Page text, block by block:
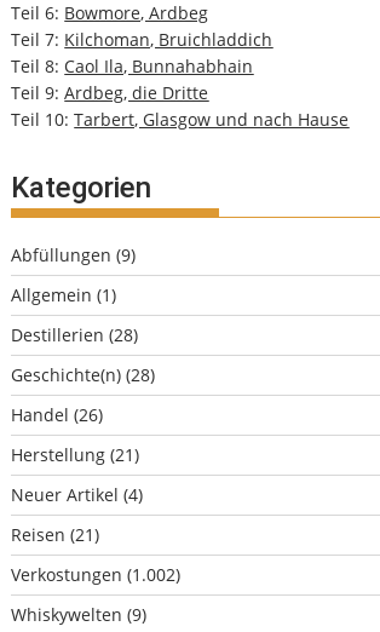
Teil 6: Bowmore, Ardbeg
Teil 7: Kilchoman, Bruichladdich
Teil 8: Caol Ila, Bunnahabhain
Teil 9:Ardbeg, die Dritte
Teil 10:Tarbert, Glasgow und nach Hause
Kategorien
Abfüllungen (9)
Allgemein (1)
Destillerien (28)
Geschichte(n) (28)
Handel (26)
Herstellung (21)
Neuer Artikel (4)
Reisen (21)
Verkostungen (1.002)
Whiskywelten (9)